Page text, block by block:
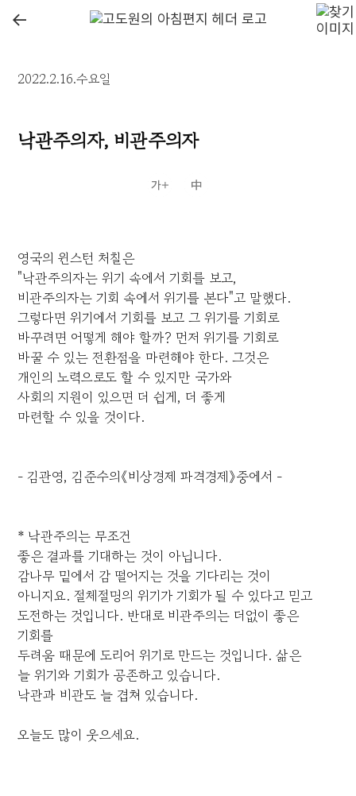
←
2022.2.16.수요일
낙관주의자, 비관주의자
영국의 윈스턴 처칠은
"낙관주의자는 위기 속에서 기회를 보고,
비관주의자는 기회 속에서 위기를 본다"고 말했다.
그렇다면 위기에서 기회를 보고 그 위기를 기회로
바꾸려면 어떻게 해야 할까? 먼저 위기를 기회로
바꿀 수 있는 전환점을 마련해야 한다. 그것은
개인의 노력으로도 할 수 있지만 국가와
사회의 지원이 있으면 더 쉽게, 더 좋게
마련할 수 있을 것이다.
- 김관영, 김준수의《비상경제 파격경제》중에서 -
* 낙관주의는 무조건
좋은 결과를 기대하는 것이 아닙니다.
감나무 밑에서 감 떨어지는 것을 기다리는 것이
아니지요. 절체절명의 위기가 기회가 될 수 있다고 믿고
도전하는 것입니다. 반대로 비관주의는 더없이 좋은
기회를
두려움 때문에 도리어 위기로 만드는 것입니다. 삶은
늘 위기와 기회가 공존하고 있습니다.
낙관과 비관도 늘 겹쳐 있습니다.
오늘도 많이 웃으세요.